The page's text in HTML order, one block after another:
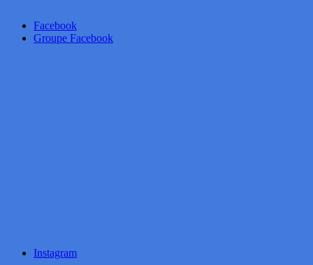
Facebook
Groupe Facebook
Instagram